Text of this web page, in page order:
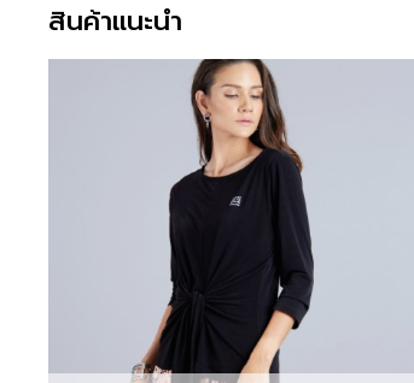
สินค้าแนะนำ